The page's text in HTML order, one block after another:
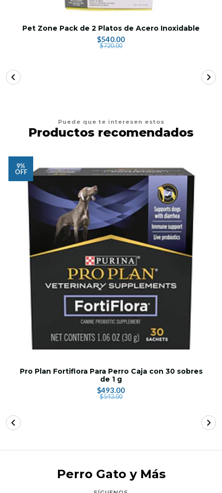
Pet Zone Pack de 2 Platos de Acero Inoxidable
$540.00
$720.00
Puede que te interesen estos
Productos recomendados
9%
OFF
Pro Plan Fortiflora Para Perro Caja con 30 sobres
de 1 g
$493.00
$543.00
Perro Gato y Más